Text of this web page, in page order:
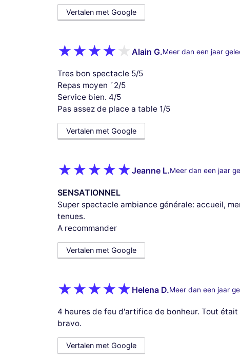
Vertalen met Google
Alain G.Meer dan een jaar
Tres bon spectacle 5/5
Repas moyen ´2/5
Service bien. 4/5
Pas assez de place a table 1/5
Vertalen met Google
Jeanne L.Meer dan een jaar
SENSATIONNEL
Super spectacle ambiance générale: accueil,
tenues.
A recommander
Vertalen met Google
Helena D.Meer dan een jaar
4 heures de feu d'artifice de bonheur. Tout
bravo.
Vertalen met Google